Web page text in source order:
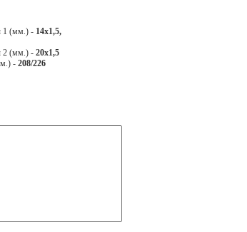
1 (мм.) - 14x1,5,
2 (мм.) - 20x1,5
- 208/226